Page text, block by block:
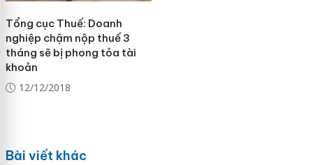
Tổng cục Thuế: Doanh
nghiệp chậm nộp thuế 3
tháng sẽ bị phong tỏa tài
khoản
12/12/2018
Bài viết khác